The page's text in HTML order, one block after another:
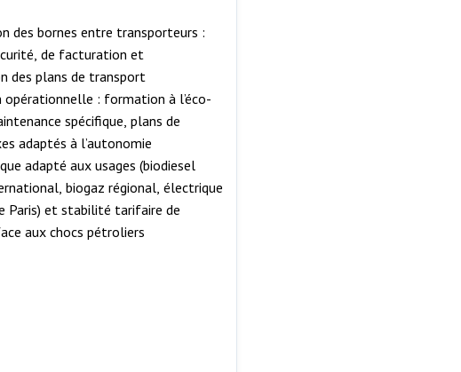
des bornes entre transporteurs :
de facturation et
des plans de transport
opérationnelle : formation à l’éco-
spécifique, plans de
adaptés à l’autonomie
adapté aux usages (biodiesel
biogaz régional, électrique
Paris) et stabilité tarifaire de
aux chocs pétroliers